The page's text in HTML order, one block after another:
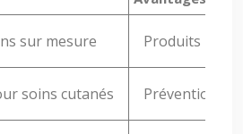
sur mesure Produits
soins cutanés Prévention